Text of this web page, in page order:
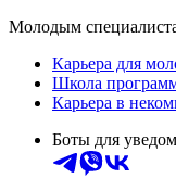
Молодым
Карьера для
Школа
Карьера в
Боты для